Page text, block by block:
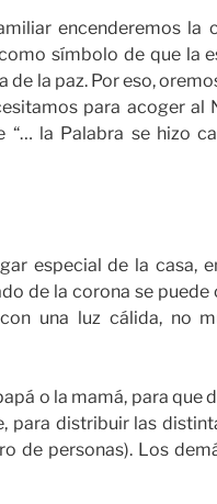
encenderemos la
símbolo de que la
la paz. Por eso,
para acoger al
“… la Palabra se hizo
especial de la casa,
de la corona se puede
una luz cálida, no
o la mamá, para que
para distribuir las
de personas). Los